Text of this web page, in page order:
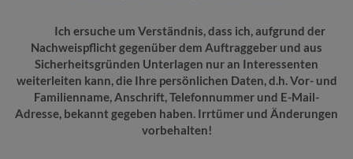
Ich ersuche um Verständnis, dass ich, aufgrund der
Nachweispflicht gegenüber dem Auftraggeber und aus
Sicherheitsgründen Unterlagen nur an Interessenten
weiterleiten kann, die Ihre persönlichen Daten, d.h. Vor- und
Familienname, Anschrift, Telefonnummer und E-Mail-
Adresse, bekannt gegeben haben. Irrtümer und Änderungen
vorbehalten!